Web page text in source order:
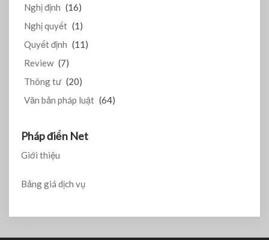
Nghị định (16)
Nghị quyết (1)
Quyết định (11)
Review (7)
Thông tư (20)
Văn bản pháp luật (64)
Pháp điển Net
Giới thiệu
Bảng giá dịch vụ